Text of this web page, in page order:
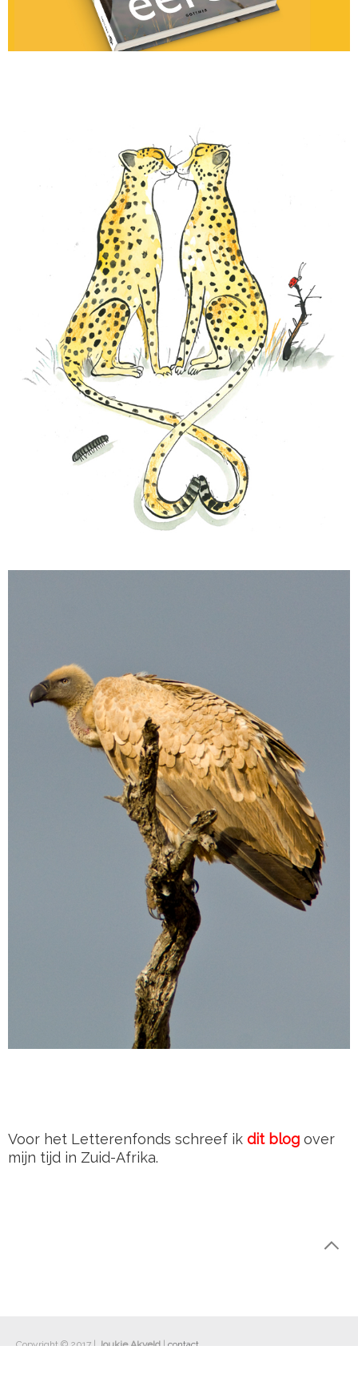
Voor het Letterenfonds schreef ik dit blog over
mijn tijd in Zuid-Afrika.
Copyright © 2017 | Joukje Akveld | contact